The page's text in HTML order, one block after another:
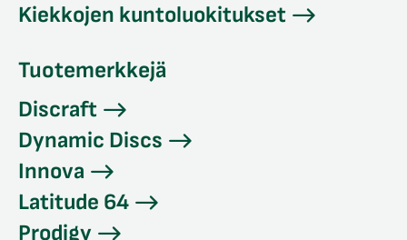
Kiekkojen kuntoluokitukset
Tuotemerkkejä
Discraft
Dynamic Discs
Innova
Latitude 64
Prodigy